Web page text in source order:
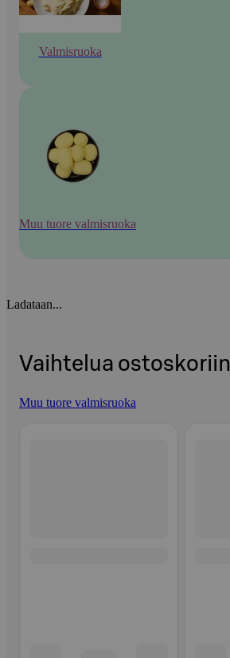
Valmisruoka
Muu tuore valmisruoka
Ladataan...
Vaihtelua ostoskoriin
Muu tuore valmisruoka